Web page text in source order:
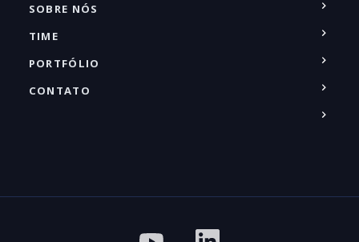
SOBRE NÓS
TIME
PORTFÓLIO
CONTATO